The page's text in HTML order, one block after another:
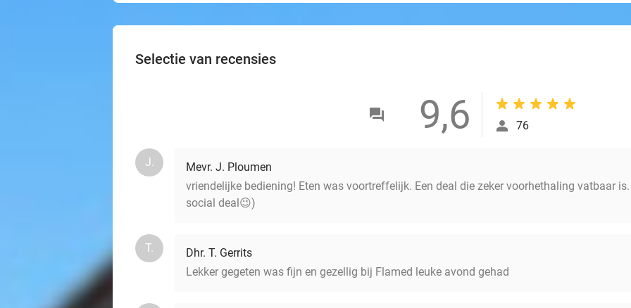
Selectie van recensies
9,6 76
J.
Mevr. J. Ploumen
vriendelijke bediening! Eten was voortreffelijk. Een deal die zeker voorhethaling vatbaar
social deal😉)
T.
Dhr. T. Gerrits
Lekker gegeten was fijn en gezellig bij Flamed leuke avond gehad